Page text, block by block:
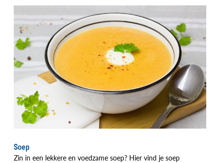
Soep
Zin in een lekkere en voedzame soep? Hier vind je soep